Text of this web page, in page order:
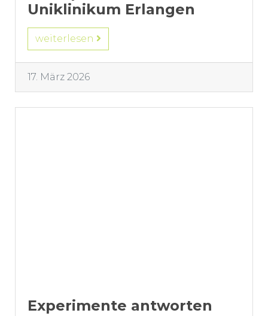
Uniklinikum Erlangen
weiterlesen
17. März 2026
Experimente antworten